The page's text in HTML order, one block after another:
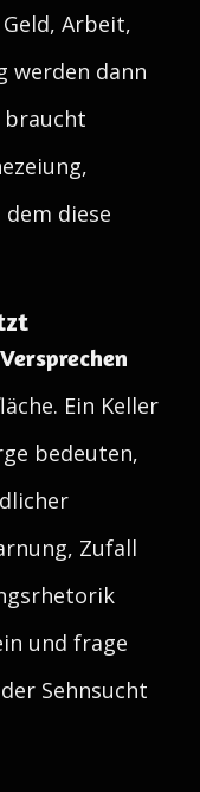
Arbeit,
werden dann
braucht
diese
Ein Keller
bedeuten,
Zufall
und frage
Sehnsucht